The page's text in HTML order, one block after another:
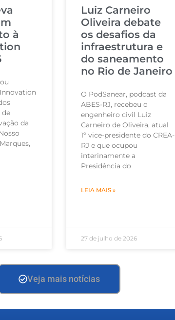
à
de
da
Luiz Carneiro
Oliveira debate
os desafios da
infraestrutura e
do saneamento
no Rio de Janeiro
O PodSanear, podcast da
ABES-RJ, recebeu o
engenheiro civil Luiz
Carneiro de Oliveira, atual
1º vice-presidente do CREA-
RJ e que ocupou
interinamente a
Presidência do
LEIA MAIS »
27 de julho de 2026
Veja mais notícias